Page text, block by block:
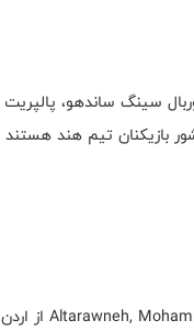
سینگ ساندهو، پالپریت
بازیکنان تیم هند هستند
این دیدار را Al Bulushi, Ahmed از عمان، Alsalam, Mohamed Hasan از بحرین و Altarawneh, Mohammed Ismail از اردن